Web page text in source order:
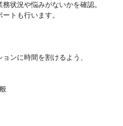
状況や悩みがないかを確認。
トも行います。
ンに時間を割けるよう、